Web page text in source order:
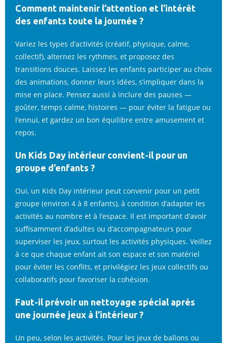
Comment maintenir l’attention et l’intérêt
des enfants toute la journée ?
Variez les types d’activités (créatif, physique, calme,
collectif), alternez les rythmes, et proposez des
transitions douces. Laissez les enfants participer au choix
des animations, donner leurs idées, s’impliquer dans la
mise en place. Pensez aussi à inclure des pauses —
goûter, temps calme, histoires — pour éviter la fatigue ou
l’ennui, et gardez un bon équilibre entre amusement et
repos.
Un Kids Day intérieur convient-il pour un
groupe d’enfants ?
Oui, un Kids Day intérieur peut convenir pour un petit
groupe (environ 4 à 8 enfants), à condition d’adapter les
activités au nombre et à l’espace. Il est important d’avoir
suffisamment d’adultes ou d’accompagnateurs pour
superviser les jeux, surtout les activités physiques. Veillez
à ce que chaque enfant ait son espace et son matériel
pour éviter les conflits, et privilégiez les jeux collectifs ou
collaboratifs pour favoriser la cohésion.
Faut-il prévoir un nettoyage spécial après
une journée jeux à l’intérieur ?
Un peu, selon les activités. Pour les jeux de ballons ou